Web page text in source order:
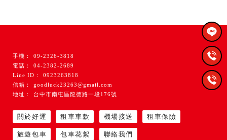
0923263818
04-2382-2689
09-2326-3818
goodluck23263@gmail.com
台中市南屯區龍德路一段176號
關於好運 租車車款 機場接送
租車保險
旅遊包車
包車花絮 聯絡我們